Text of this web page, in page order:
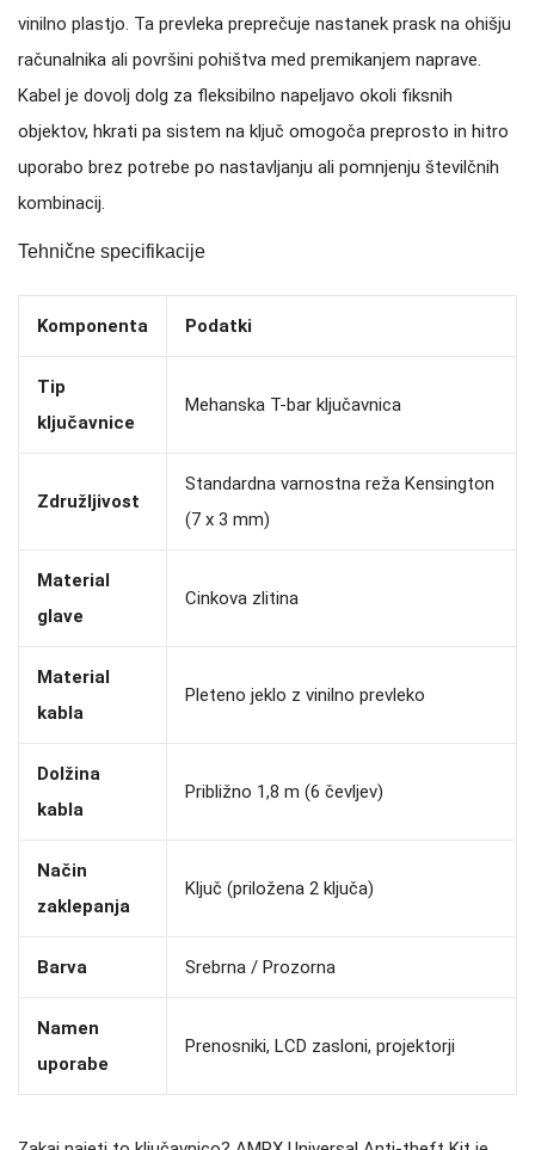
vinilno plastjo. Ta prevleka preprečuje nastanek prask na ohišju
računalnika ali površini pohištva med premikanjem naprave.
Kabel je dovolj dolg za fleksibilno napeljavo okoli fiksnih
objektov, hkrati pa sistem na ključ omogoča preprosto in hitro
uporabo brez potrebe po nastavljanju ali pomnjenju številčnih
kombinacij.
Tehnične specifikacije
Komponenta Podatki
Tip
ključavnice
Mehanska T-bar ključavnica
Združljivost
Standardna varnostna reža Kensington
(7 x 3 mm)
Material
glave
Cinkova zlitina
Material
kabla
Pleteno jeklo z vinilno prevleko
Dolžina
kabla
Približno 1,8 m (6 čevljev)
Način
zaklepanja
Ključ (priložena 2 ključa)
Barva Srebrna / Prozorna
Namen
uporabe
Prenosniki, LCD zasloni, projektorji